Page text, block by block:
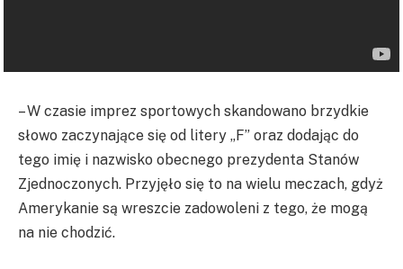
– W czasie imprez sportowych skandowano brzydkie
słowo zaczynające się od litery „F” oraz dodając do
tego imię i nazwisko obecnego prezydenta Stanów
Zjednoczonych. Przyjęło się to na wielu meczach, gdyż
Amerykanie są wreszcie zadowoleni z tego, że mogą
na nie chodzić.